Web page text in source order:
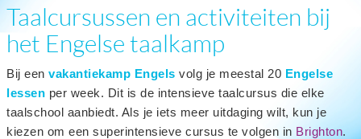
Taalcursussen en activiteiten bij
het Engelse taalkamp
Bij een vakantiekamp Engels volg je meestal 20 Engelse
lessen per week. Dit is de intensieve taalcursus die elke
taalschool aanbiedt. Als je iets meer uitdaging wilt, kun je
kiezen om een superintensieve cursus te volgen in Brighton.